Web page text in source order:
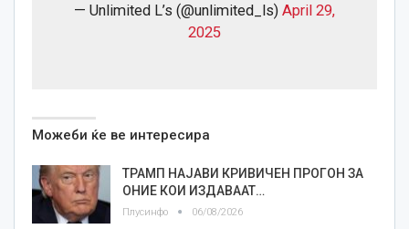
— Unlimited L’s (@unlimited_ls) April 29,
2025
Можеби ќе ве интересира
ТРАМП НАЈАВИ КРИВИЧЕН ПРОГОН ЗА
ОНИЕ КОИ ИЗДАВААТ…
Плусинфо 06/08/2026